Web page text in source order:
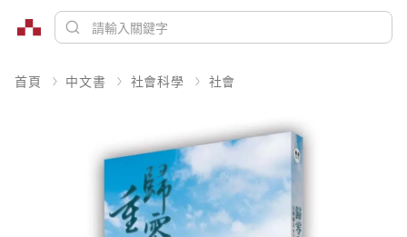
首頁 中文書 社會科學 社會